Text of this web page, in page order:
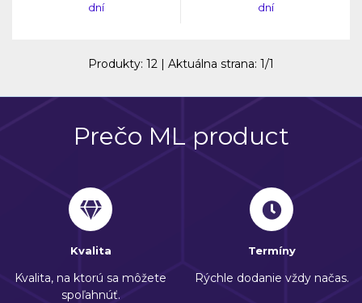
dní
dní
Produkty: 12 | Aktuálna strana: 1/1
Prečo ML product
Kvalita
Kvalita, na ktorú sa môžete
spoľahnúť.
Termíny
Rýchle dodanie vždy načas.